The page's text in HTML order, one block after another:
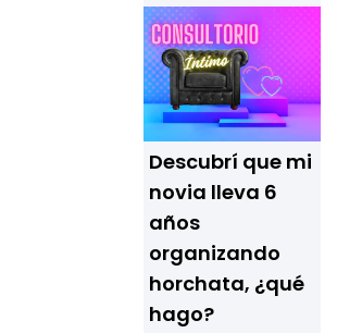
Descubrí que mi
novia lleva 6
años
organizando
horchata, ¿qué
hago?